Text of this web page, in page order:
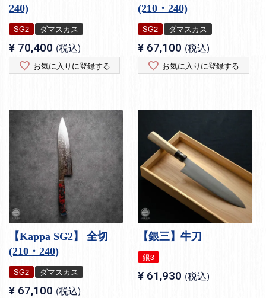
240)
SG2 ダマスカス
¥ 70,400 税込
お気に入りに登録する
(210・240)
SG2 ダマスカス
¥ 67,100 税込
お気に入りに登録する
【Kappa SG2】 全切
(210・240)
SG2 ダマスカス
¥ 67,100 税込
【銀三】牛刀
銀3
¥ 61,930 税込